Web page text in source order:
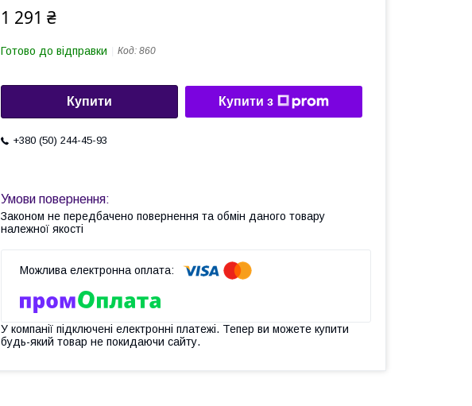
1 291 ₴
Готово до відправки Код: 860
Купити Купити з
+380 (50) 244-45-93
Законом не передбачено повернення та обмін даного товару
належної якості
У компанії підключені електронні платежі. Тепер ви можете купити
будь-який товар не покидаючи сайту.